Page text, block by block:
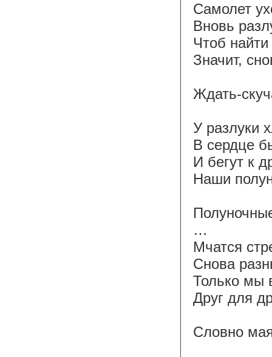
Самолет
Вновь
Чтоб
Значит,
Ждать-
У разлуки
В сердце
И бегут к
Наши
…
Мчатся
Снова
Только мы
Друг для
Словно